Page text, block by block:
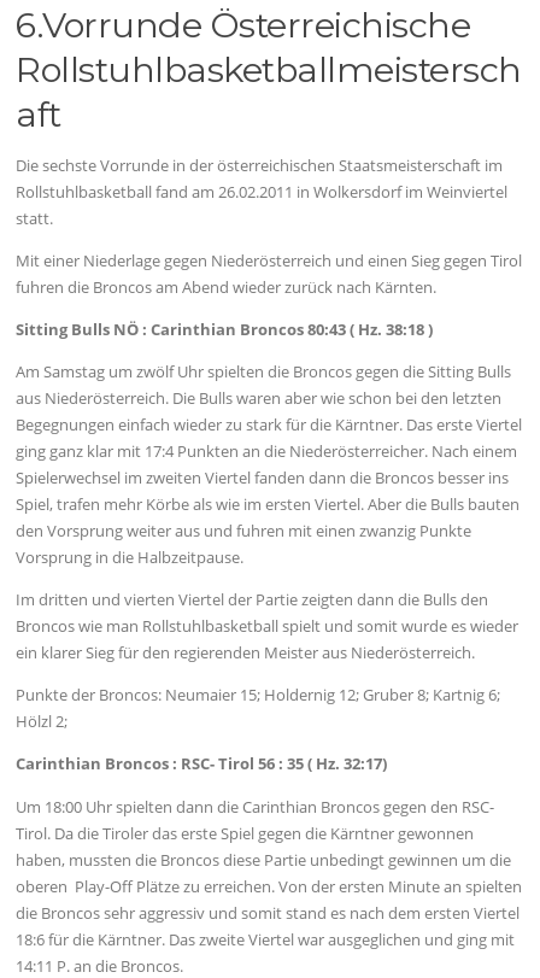
6.Vorrunde Österreichische
Rollstuhlbasketballmeistersch
aft
Die sechste Vorrunde in der österreichischen Staatsmeisterschaft im
Rollstuhlbasketball fand am 26.02.2011 in Wolkersdorf im Weinviertel
statt.
Mit einer Niederlage gegen Niederösterreich und einen Sieg gegen Tirol
fuhren die Broncos am Abend wieder zurück nach Kärnten.
Sitting Bulls NÖ : Carinthian Broncos 80:43 ( Hz. 38:18 )
Am Samstag um zwölf Uhr spielten die Broncos gegen die Sitting Bulls
aus Niederösterreich. Die Bulls waren aber wie schon bei den letzten
Begegnungen einfach wieder zu stark für die Kärntner. Das erste Viertel
ging ganz klar mit 17:4 Punkten an die Niederösterreicher. Nach einem
Spielerwechsel im zweiten Viertel fanden dann die Broncos besser ins
Spiel, trafen mehr Körbe als wie im ersten Viertel. Aber die Bulls bauten
den Vorsprung weiter aus und fuhren mit einen zwanzig Punkte
Vorsprung in die Halbzeitpause.
Im dritten und vierten Viertel der Partie zeigten dann die Bulls den
Broncos wie man Rollstuhlbasketball spielt und somit wurde es wieder
ein klarer Sieg für den regierenden Meister aus Niederösterreich.
Punkte der Broncos: Neumaier 15; Holdernig 12; Gruber 8; Kartnig 6;
Hölzl 2;
Carinthian Broncos : RSC- Tirol 56 : 35 ( Hz. 32:17)
Um 18:00 Uhr spielten dann die Carinthian Broncos gegen den RSC-
Tirol. Da die Tiroler das erste Spiel gegen die Kärntner gewonnen
haben, mussten die Broncos diese Partie unbedingt gewinnen um die
oberen Play-Off Plätze zu erreichen. Von der ersten Minute an spielten
die Broncos sehr aggressiv und somit stand es nach dem ersten Viertel
18:6 für die Kärntner. Das zweite Viertel war ausgeglichen und ging mit
14:11 P. an die Broncos.